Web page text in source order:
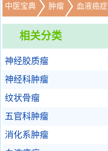
中医宝典 肿瘤 血液癌症
相关分类
神经胶质瘤
神经科肿瘤
纹状骨瘤
五官科肿瘤
消化系肿瘤